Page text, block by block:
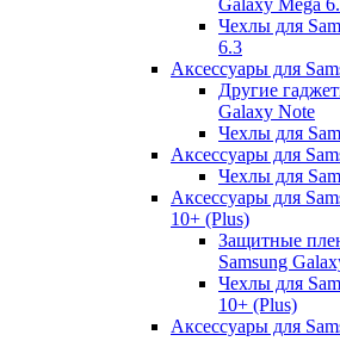
Чехлы для
6.3
Аксессуары для
Другие
Galaxy Note
Чехлы для
Аксессуары для
Чехлы для
Аксессуары для
10+ (Plus)
Защитные
Samsung
Чехлы для
10+ (Plus)
Аксессуары для